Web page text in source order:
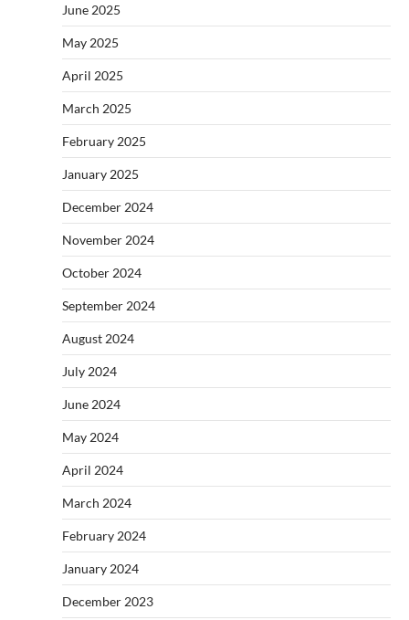
June 2025
May 2025
April 2025
March 2025
February 2025
January 2025
December 2024
November 2024
October 2024
September 2024
August 2024
July 2024
June 2024
May 2024
April 2024
March 2024
February 2024
January 2024
December 2023